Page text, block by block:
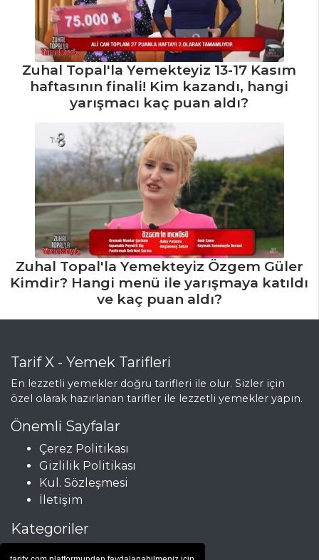
Tarifleri
MASTERCHEF
Poşe Yumurtalı
Salata Tarifi, Nasıl
Yapılır?
Et Döner Tarifi,
Nasıl Yapılır?
Mac Cheese
Tarifi, Nasıl Yapılır?
Masterchef Tüm
Tarifleri
Zuhal Topal'la Yemekteyiz 13-17 Kasım
haftasının finali! Kim kazandı, hangi
yarışmacı kaç puan aldı?
Zuhal Topal'la Yemekteyiz Özgem Güler
Kimdir? Hangi menü ile yarışmaya katıldı
ve kaç puan aldı?
Tarif X - Yemek Tarifleri
En lezzetli yemekler doğru tarifleri ile olur. Sizler için
özel olarak hazırlanan tarifler ile lezzetli yemekler yapın.
Önemli Sayfalar
Çerez Politikası
Gizlilik Politikası
Kul. Sözleşmesi
İletişim
Kategoriler